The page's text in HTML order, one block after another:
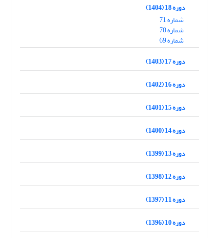
دوره 18 (1404)
شماره 71
شماره 70
شماره 69
دوره 17 (1403)
دوره 16 (1402)
دوره 15 (1401)
دوره 14 (1400)
دوره 13 (1399)
دوره 12 (1398)
دوره 11 (1397)
دوره 10 (1396)